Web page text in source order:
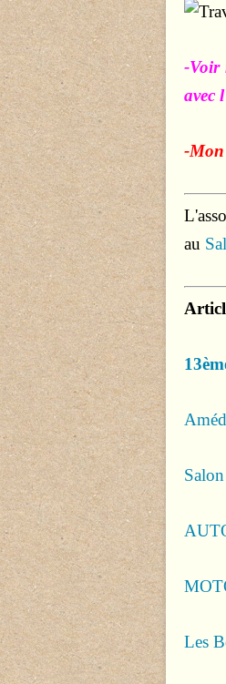
-Voir
avec
-Mon
au
Les